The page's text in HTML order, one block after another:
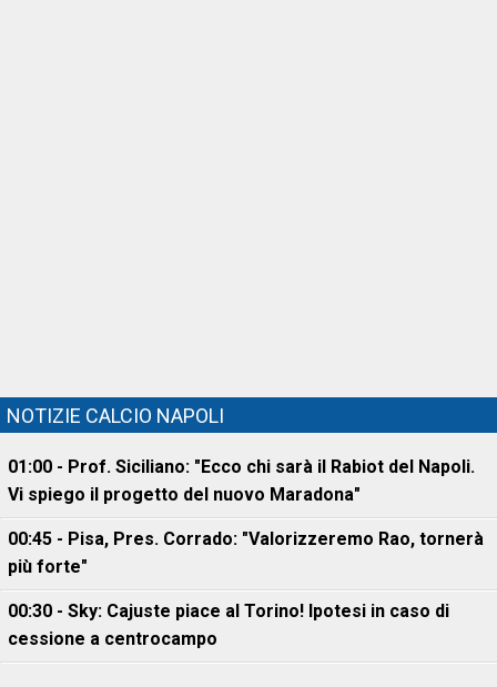
NOTIZIE CALCIO NAPOLI
01:00 - Prof. Siciliano: "Ecco chi sarà il Rabiot del Napoli.
Vi spiego il progetto del nuovo Maradona"
00:45 - Pisa, Pres. Corrado: "Valorizzeremo Rao, tornerà
più forte"
00:30 - Sky: Cajuste piace al Torino! Ipotesi in caso di
cessione a centrocampo